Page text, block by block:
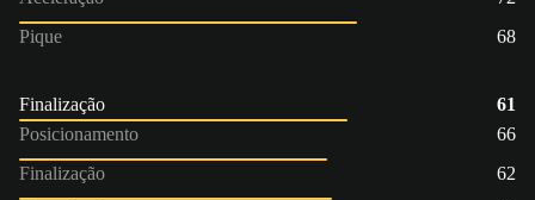
Pique
68
Finalização
61
Posicionamento
66
Finalização
62